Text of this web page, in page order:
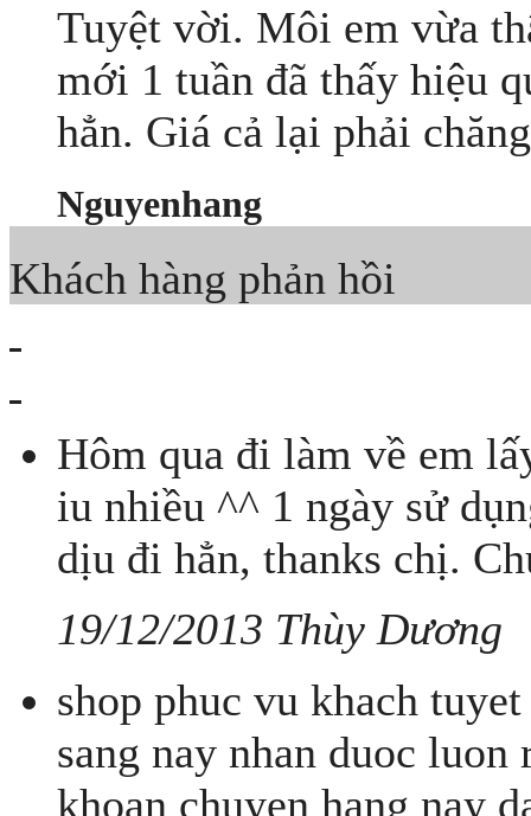
Tuyệt vời. Môi em vừa
mới 1 tuần đã thấy hiệu
hẳn. Giá cả lại phải
Nguyenhang
Khách hàng phản hồi
Hôm qua đi làm về em
iu nhiều ^^ 1 ngày sử
dịu đi hẳn, thanks chị.
19/12/2013 Thùy Dương
shop phuc vu khach
sang nay nhan duoc
khoan chuyen hang nay